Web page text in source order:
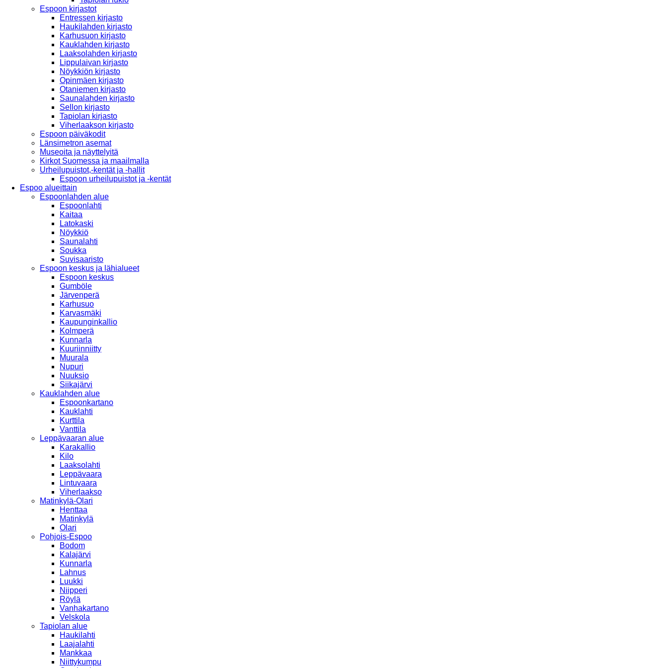
Espoon kirjastot
Entressen kirjasto
Haukilahden kirjasto
Karhusuon kirjasto
Kauklahden kirjasto
Laaksolahden kirjasto
Lippulaivan kirjasto
Nöykkiön kirjasto
Opinmäen kirjasto
Otaniemen kirjasto
Saunalahden kirjasto
Sellon kirjasto
Tapiolan kirjasto
Viherlaakson kirjasto
Espoon päiväkodit
Länsimetron asemat
Museoita ja näyttelyitä
Kirkot Suomessa ja maailmalla
Urheilupuistot,-kentät ja -hallit
Espoon urheilupuistot ja -kentät
Espoo alueittain
Espoonlahden alue
Espoonlahti
Kaitaa
Latokaski
Nöykkiö
Saunalahti
Soukka
Suvisaaristo
Espoon keskus ja lähialueet
Espoon keskus
Gumböle
Järvenperä
Karhusuo
Karvasmäki
Kaupunginkallio
Kolmperä
Kunnarla
Kuuriinniitty
Muurala
Nupuri
Nuuksio
Siikajärvi
Kauklahden alue
Espoonkartano
Kauklahti
Kurttila
Vanttila
Leppävaaran alue
Karakallio
Kilo
Laaksolahti
Leppävaara
Lintuvaara
Viherlaakso
Matinkylä-Olari
Henttaa
Matinkylä
Olari
Pohjois-Espoo
Bodom
Kalajärvi
Kunnarla
Lahnus
Luukki
Niipperi
Röylä
Vanhakartano
Velskola
Tapiolan alue
Haukilahti
Laajalahti
Mankkaa
Niittykumpu